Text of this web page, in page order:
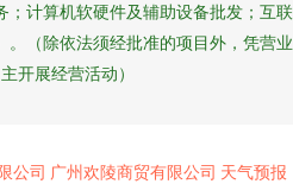
；计算机软硬件及辅助设备批发；互联
。（除依法须经批准的项目外，凭营业
开展经营活动）
公司 广州欢陵商贸有限公司 天气预报